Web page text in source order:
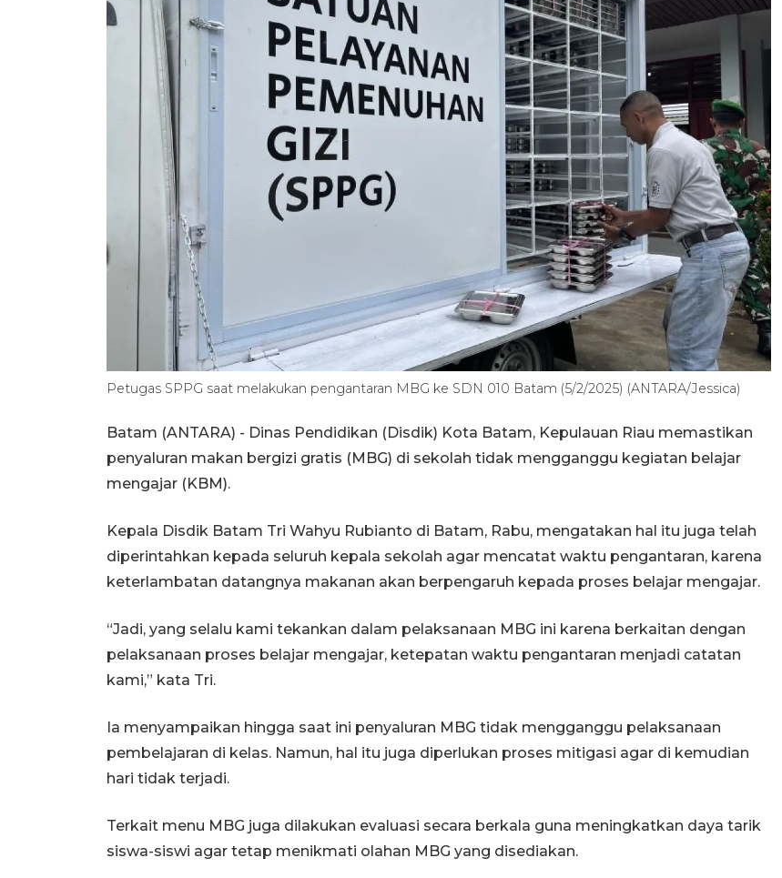
Petugas SPPG saat melakukan pengantaran MBG ke SDN 010 Batam (5/2/2025) (ANTARA/Jessica)
Batam (ANTARA) - Dinas Pendidikan (Disdik) Kota Batam, Kepulauan Riau memastikan
penyaluran makan bergizi gratis (MBG) di sekolah tidak mengganggu kegiatan belajar
mengajar (KBM).
Kepala Disdik Batam Tri Wahyu Rubianto di Batam, Rabu, mengatakan hal itu juga telah
diperintahkan kepada seluruh kepala sekolah agar mencatat waktu pengantaran, karena
keterlambatan datangnya makanan akan berpengaruh kepada proses belajar mengajar.
“Jadi, yang selalu kami tekankan dalam pelaksanaan MBG ini karena berkaitan dengan
pelaksanaan proses belajar mengajar, ketepatan waktu pengantaran menjadi catatan
kami,” kata Tri.
Ia menyampaikan hingga saat ini penyaluran MBG tidak mengganggu pelaksanaan
pembelajaran di kelas. Namun, hal itu juga diperlukan proses mitigasi agar di kemudian
hari tidak terjadi.
Terkait menu MBG juga dilakukan evaluasi secara berkala guna meningkatkan daya tarik
siswa-siswi agar tetap menikmati olahan MBG yang disediakan.